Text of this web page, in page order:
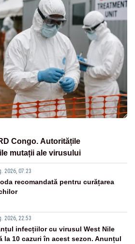
Congo. Autoritățile
mutații ale virusului
2026, 07:23
recomandată pentru curățarea
2026, 22:53
infecțiilor cu virusul West Nile
la 10 cazuri în acest sezon. Anunțul